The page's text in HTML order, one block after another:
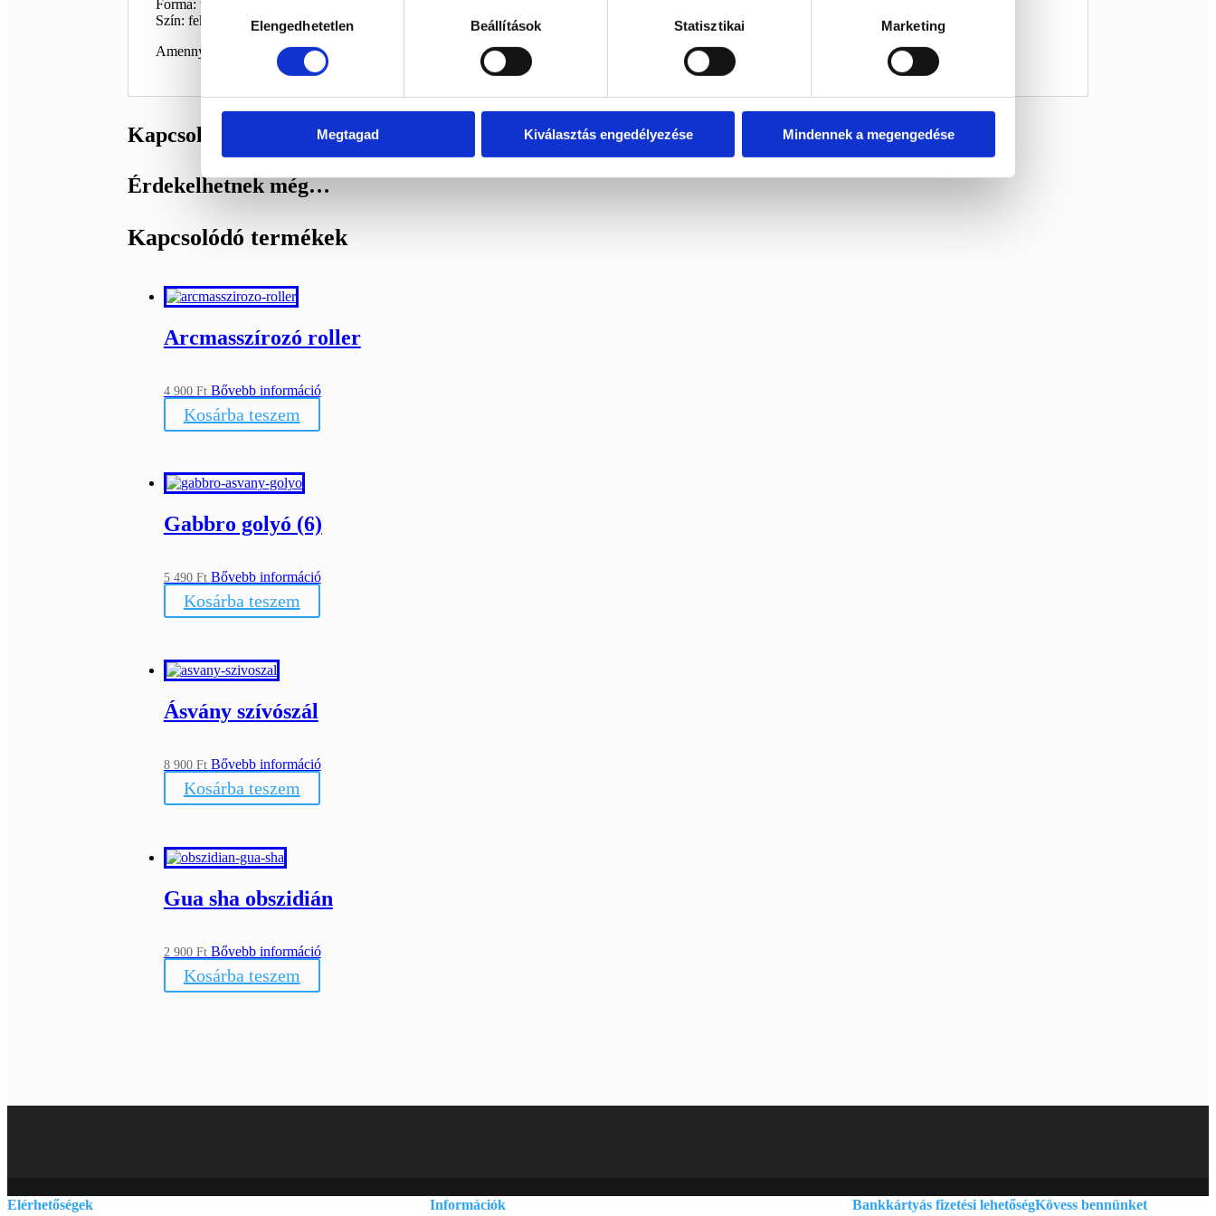
Hozzájárulás
kiválasztásaElengedhetetlen Beállítások Statisztikai Marketing
Megtagad Kiválasztás engedélyezése Mindennek a megengedése
Forma: tükör
Szín: fekete, nagyon fényes felülettel
Amennyiben nagyobb terméket szeretnél, érdeklődj nyugodtan emailben.
Kapcsolódó termékek
Érdekelhetnek még…
Kapcsolódó termékek
Arcmasszírozó roller
4 900 Ft Bővebb információ
Kosárba teszem
Gabbro golyó (6)
5 490 Ft Bővebb információ
Kosárba teszem
Ásvány szívószál
8 900 Ft Bővebb információ
Kosárba teszem
Gua sha obszidián
2 900 Ft Bővebb információ
Kosárba teszem
Elérhetőségek Információk Bankkártyás fizetési lehetőségKövess bennünket